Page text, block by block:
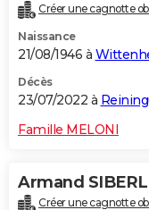
Créer une cagnotte
Naissance
21/08/1946 à
Décès
23/07/2022 à
Famille MELONI
Armand
Créer une cagnotte